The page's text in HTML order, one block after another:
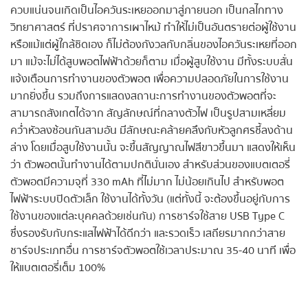
ควบแน่นจนเกิดเป็นไอควันระเหยออกมาสู่ภายนอก เป็นกลไกทาง
วิทยาศาสตร์ ที่ปราศจาการเผาไหม้ ทำให้ไม่เป็นอันตรายต่อผู้ใช้งาน
หรือแม้แต่ผู้ใกล้ชิดเอง ก็ไม่ต้องกังวลกับกลิ่นของไอควันระเหยที่ออก
มา แม้จะไม่ได้สูบพอตไฟฟ้าด้วยก็ตาม เมื่อผู้สูบใช้งาน มีทั้งระบบสั่น
แจ้งเตือนการทำงานของตัวพอต เพื่อความปลอดภัยในการใช้งาน
มากยิ่งขึ้น รวมถึงการแสดงสถานะการทำงานของตัวพอตที่จะ
สามารถสังเกตได้จาก สัญลักษณ์ที่กลางตัวไฟ เป็นรูปสามเหลี่ยม
คว่ำหัวลงซ้อนกันสามอัน มีลักษณะคล้ายคลึงกับหัวลูกศรชี้ลงด้าน
ล่าง โดยเมื่อสูบใช้งานนั้น จะขึ้นสัญญาณไฟสีขาวขึ้นมา แสดงให้เห็น
ว่า ตัวพอตนั้นทำงานได้ตามปกตินั่นเอง สำหรับส่วนของแบตเตอรี่
ตัวพอตมีความจุที่ 330 mAh ที่ไม่มาก ไม่น้อยเกินไป สำหรับพอต
ไฟฟ้าระบบปิดตัวเล็ก ใช้งานได้ทั้งวัน (แต่ทั้งนี้ จะต้องขึ้นอยู่กับการ
ใช้งานของแต่ละบุคคลด้วยเช่นกัน) การชาร์จใช้สาย USB Type C
ซึ่งรองรับกับกระแสไฟฟ้าได้ดีกว่า และรวดเร็ว เสถียรมากกว่าสาย
ชาร์จประเภทอื่น การชาร์จตัวพอตใช้เวลาประมาณ 35-40 นาที เพื่อ
ให้แบตเตอรี่เต็ม 100%